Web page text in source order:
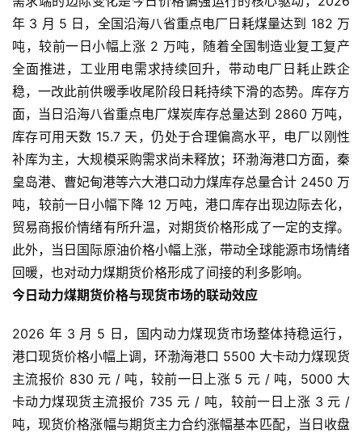
年 3 月 5 日，全国沿海八省重点电厂日耗煤量达到 182 万
吨，较前一日小幅上涨 2 万吨，随着全国制造业复工复产
全面推进，工业用电需求持续回升，带动电厂日耗止跌企
稳，一改此前供暖季收尾阶段日耗持续下滑的态势。库存方
面，当日沿海八省重点电厂煤炭库存总量达到 2860 万吨，
库存可用天数 15.7 天，仍处于合理偏高水平，电厂以刚性
补库为主，大规模采购需求尚未释放；环渤海港口方面，秦
皇岛港、曹妃甸港等六大港口动力煤库存总量合计 2450 万
吨，较前一日小幅下降 12 万吨，港口库存出现边际去化，
贸易商报价情绪有所升温，对期货价格形成了一定的支撑。
此外，当日国际原油价格小幅上涨，带动全球能源市场情绪
回暖，也对动力煤期货价格形成了间接的利多影响。
今日动力煤期货价格与现货市场的联动效应
2026 年 3 月 5 日，国内动力煤现货市场整体持稳运行，
港口现货价格小幅上调，环渤海港口 5500 大卡动力煤现货
主流报价 830 元 / 吨，较前一日上涨 5 元 / 吨，5000 大
卡动力煤现货主流报价 735 元 / 吨，较前一日上涨 3 元 /
吨，现货价格涨幅与期货主力合约涨幅基本匹配，当日收盘